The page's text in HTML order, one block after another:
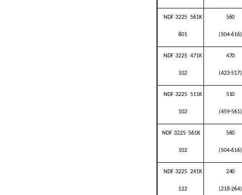
NDF 3225 561K
801
560
(504-616)
NDF 3225 471K
102
470
(423-517)
NDF 3225 511K
102
510
(459-561)
NDF 3225 561K
102
560
(504-616)
NDF 3225 241K
122
240
(218-264)